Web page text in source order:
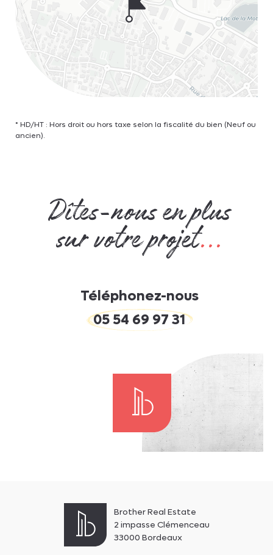
* HD/HT : Hors droit ou hors taxe selon la fiscalité du bien (Neuf ou
ancien).
Dîtes-nous en plus
sur votre projet...
Téléphonez-nous
05 54 69 97 31
Brother Real Estate
2 impasse Clémenceau
33000 Bordeaux